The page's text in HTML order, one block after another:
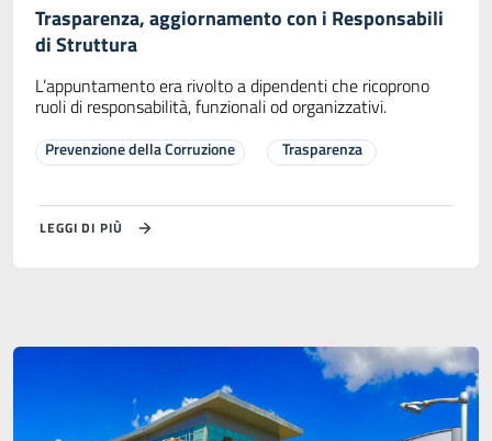
Trasparenza, aggiornamento con i Responsabili
di Struttura
L’appuntamento era rivolto a dipendenti che ricoprono
ruoli di responsabilità, funzionali od organizzativi.
Prevenzione della Corruzione Trasparenza
LEGGI DI PIÙ